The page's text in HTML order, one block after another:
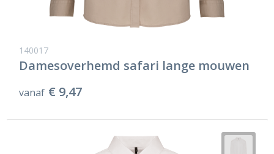
140017
Damesoverhemd safari lange mouwen
vanaf € 9,47